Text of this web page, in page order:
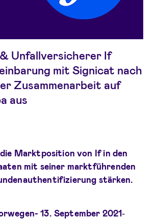
Unfallversicherer If
mit Signicat nach
Zusammenarbeit auf
aus
Marktposition von If in den
mit seiner marktführenden
stärken.
13. September 2021-